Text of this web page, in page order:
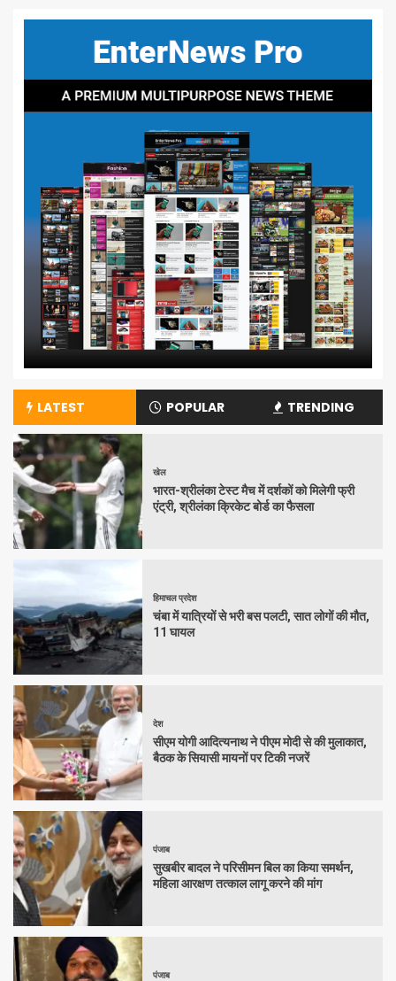
LATEST POPULAR TRENDING
खेल
भारत-श्रीलंका टेस्ट मैच में दर्शकों को मिलेगी फ्री
एंट्री, श्रीलंका क्रिकेट बोर्ड का फैसला
हिमाचल प्रदेश
चंबा में यात्रियों से भरी बस पलटी, सात लोगों की मौत,
11 घायल
देश
सीएम योगी आदित्यनाथ ने पीएम मोदी से की मुलाकात,
बैठक के सियासी मायनों पर टिकी नजरें
पंजाब
सुखबीर बादल ने परिसीमन बिल का किया समर्थन,
महिला आरक्षण तत्काल लागू करने की मांग
पंजाब